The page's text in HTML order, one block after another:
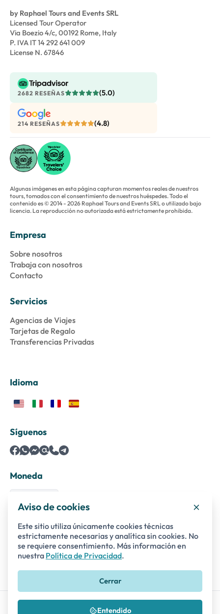
Excursión privada desde el
puerto de Salerno a Paestum
by Raphael Tours and Events SRL
Licensed Tour Operator
Via Boezio 4/c, 00192 Rome, Italy
P. IVA IT 14 292 641 009
License N. 67846
2682 RESEÑAS (5.0)
214 RESEÑAS (4.8)
Algunas imágenes en esta página capturan momentos reales de nuestros
tours, tomados con el consentimiento de nuestros huéspedes. Todo el
contenido es © 2014 - 2026 Raphael Tours and Events SRL o utilizado bajo
licencia. La reproducción no autorizada está estrictamente prohibida.
Empresa
Sobre nosotros
Trabaja con nosotros
Contacto
Servicios
Agencias de Viajes
Tarjetas de Regalo
Transferencias Privadas
Idioma
Síguenos
Moneda
Pagos seguros con
© 2014 - 2026 Raphael Tours and Events SRL
Aviso de cookies
Este sitio utiliza únicamente cookies técnicas
estrictamente necesarias y analítica sin cookies. No
se requiere consentimiento. Más información en
nuestra Política de Privacidad.
Cerrar
Entendido